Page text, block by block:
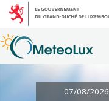
07/08/2026